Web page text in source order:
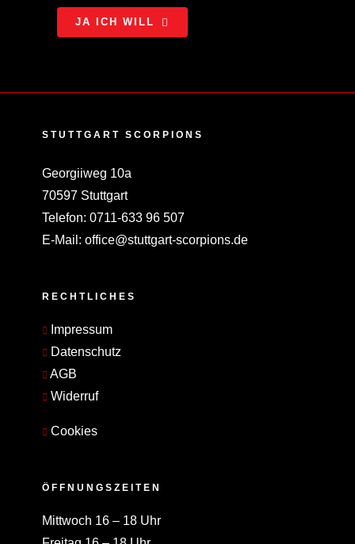
JA ICH WILL
STUTTGART SCORPIONS
Georgiiweg 10a
70597 Stuttgart
Telefon: 0711-633 96 507
E-Mail: office@stuttgart-scorpions.de
RECHTLICHES
Impressum
Datenschutz
AGB
Widerruf
Cookies
ÖFFNUNGSZEITEN
Mittwoch 16 – 18 Uhr